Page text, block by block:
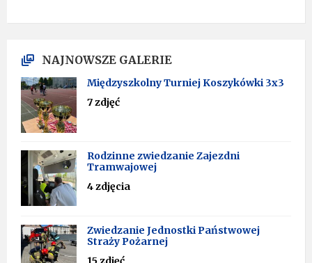
NAJNOWSZE GALERIE
Międzyszkolny Turniej Koszykówki 3x3
7 zdjęć
Rodzinne zwiedzanie Zajezdni
Tramwajowej
4 zdjęcia
Zwiedzanie Jednostki Państwowej
Straży Pożarnej